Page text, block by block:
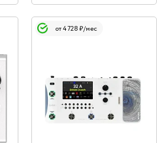
от 4 728 ₽/мес